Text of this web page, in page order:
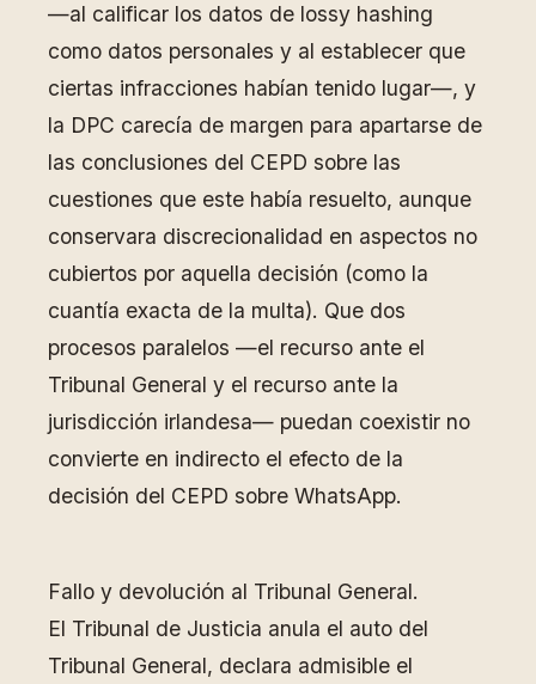
—al calificar los datos de lossy hashing
como datos personales y al establecer que
ciertas infracciones habían tenido lugar—, y
la DPC carecía de margen para apartarse de
las conclusiones del CEPD sobre las
cuestiones que este había resuelto, aunque
conservara discrecionalidad en aspectos no
cubiertos por aquella decisión (como la
cuantía exacta de la multa). Que dos
procesos paralelos —el recurso ante el
Tribunal General y el recurso ante la
jurisdicción irlandesa— puedan coexistir no
convierte en indirecto el efecto de la
decisión del CEPD sobre WhatsApp.
Fallo y devolución al Tribunal General.
El Tribunal de Justicia anula el auto del
Tribunal General, declara admisible el